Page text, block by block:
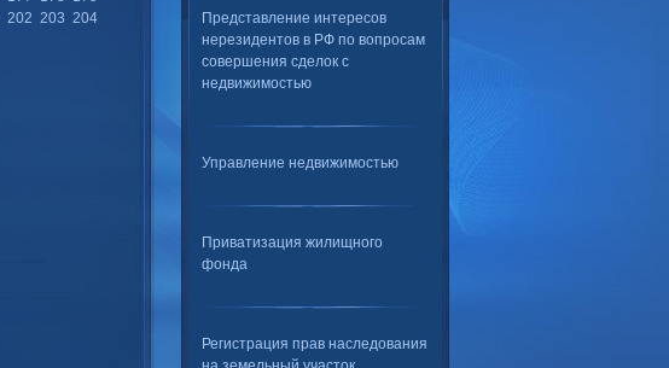
Представление интересов
нерезидентов в РФ по вопросам
совершения сделок с
недвижимостью
Управление недвижимостью
Приватизация жилищного
фонда
Регистрация прав наследования
202 203 204